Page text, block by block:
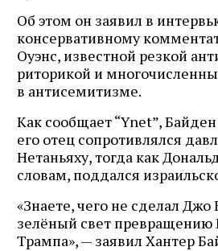
Об этом он заявил в
консервативному
Оуэнс, известной резкой
риторикой и
в антисемитизме.
Как сообщает “Ynet”,
его отец сопротивлялся
Нетаньяху, тогда как
словам, поддался
«Знаете, чего не сделал
зелёный свет превращению
Трампа», — заявил Хантер